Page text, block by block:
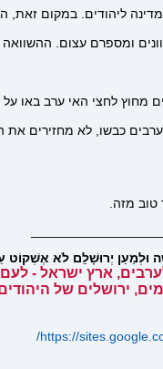
ליהודים. במקום זאת,
ומספרם עצום.
מחוץ לחצי האי ערב באו על
כבשו, לא מחזירים את
טוב מזה.
וּלְמַעַן יְרוּשָׁלִַם לֹא אֶשְׁקוֹט
ארץ ישראל -
ירושלים של
https://